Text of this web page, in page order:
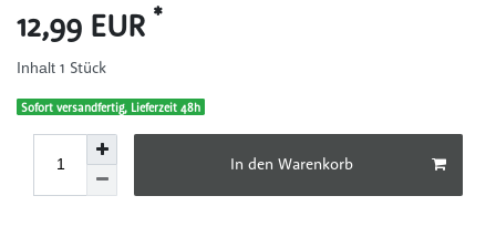
12,99 EUR *
Inhalt 1 Stück
Sofort versandfertig, Lieferzeit 48h
In den Warenkorb